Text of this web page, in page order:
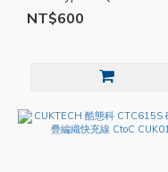
NT$600